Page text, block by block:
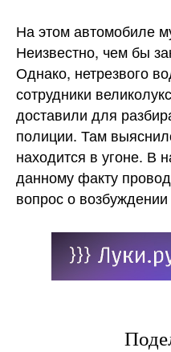
На этом автомобиле
Неизвестно, чем бы
Однако, нетрезвого
сотрудники
доставили для
полиции. Там
находится в угоне. В
данному факту
вопрос о